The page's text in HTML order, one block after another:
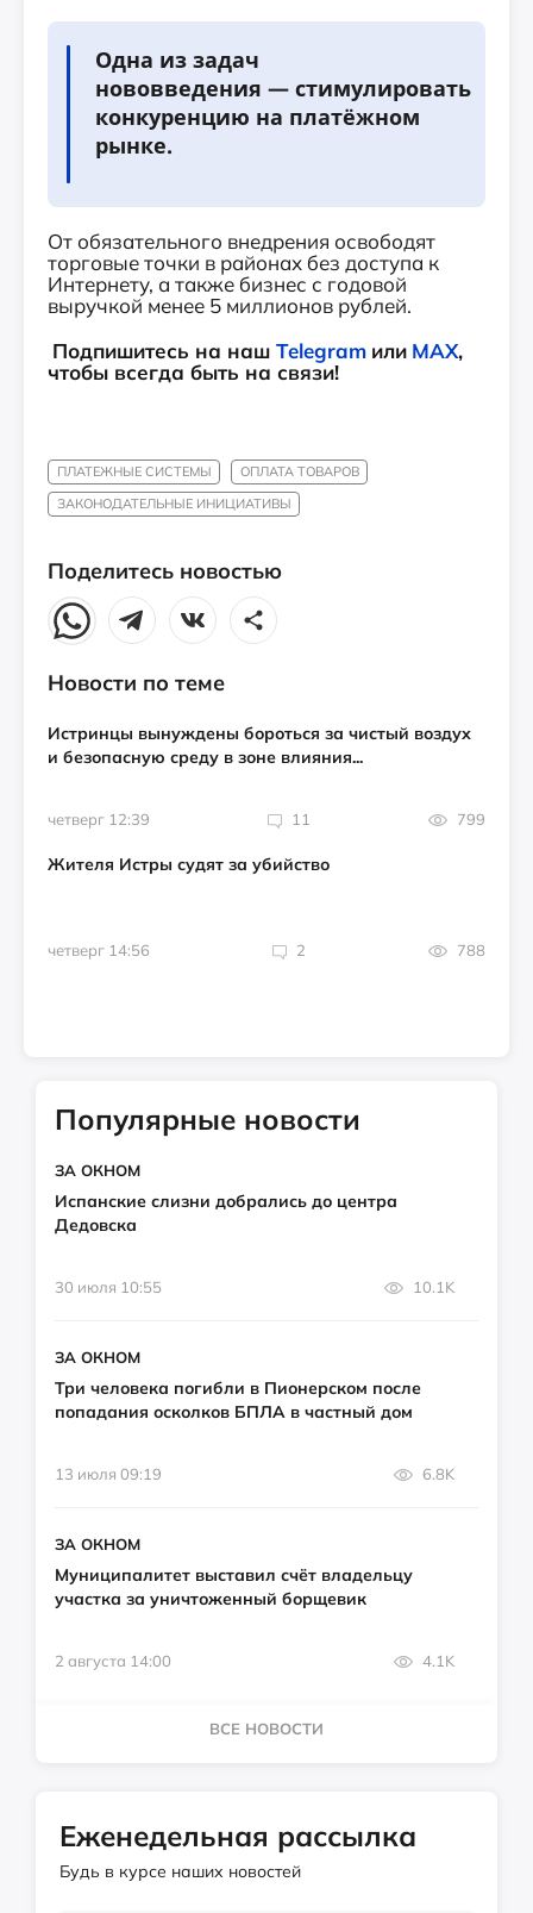
Одна из задач
нововведения — стимулировать
конкуренцию на платёжном
рынке.
От обязательного внедрения освободят
торговые точки в районах без доступа к
Интернету, а также бизнес с годовой
выручкой менее 5 миллионов рублей.
Подпишитесь на наш Telegram или MAX,
чтобы всегда быть на связи!
ПЛАТЕЖНЫЕ СИСТЕМЫ
ОПЛАТА ТОВАРОВ
ЗАКОНОДАТЕЛЬНЫЕ ИНИЦИАТИВЫ
Поделитесь новостью
Новости по теме
Истринцы вынуждены бороться за чистый воздух
и безопасную среду в зоне влияния...
четверг 12:39 11 799
Жителя Истры судят за убийство
четверг 14:56 2 788
Популярные новости
ЗА ОКНОМ
Испанские слизни добрались до центра
Дедовска
30 июля 10:55 10.1K
ЗА ОКНОМ
Три человека погибли в Пионерском после
попадания осколков БПЛА в частный дом
13 июля 09:19 6.8K
ЗА ОКНОМ
Муниципалитет выставил счёт владельцу
участка за уничтоженный борщевик
2 августа 14:00 4.1K
ВСЕ НОВОСТИ
Еженедельная рассылка
Будь в курсе наших новостей